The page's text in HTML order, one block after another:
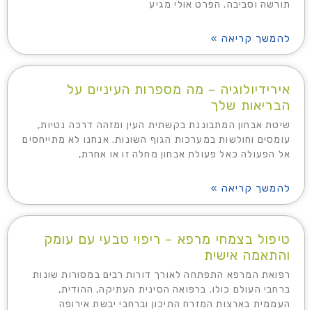
תורשה וסביבה. הפרט אולי מגיע
להמשך קריאה »
אירידיולוגיה – מה מספרות העיניים על
הבריאות שלך
שיטת אבחון המתבוננת בקשתית העין ומזהה דרכה נטיות,
עומסים וחולשות במערכות הגוף השונות. אנחנו לא מתייחסים
אל הפעולה כאל פעולת אבחון מחלה זו או אחרת,
להמשך קריאה »
טיפול בצמחי מרפא – ריפוי טבעי עם עומק
והתאמה אישית
רפואת המרפא התפתחה לאורך דורות רבים במסורות שונות
ברחבי העולם כולו. ברפואה הסינית העתיקה, ההודית,
העממית בארצות המזרח התיכון וברחבי יבשת אירופה